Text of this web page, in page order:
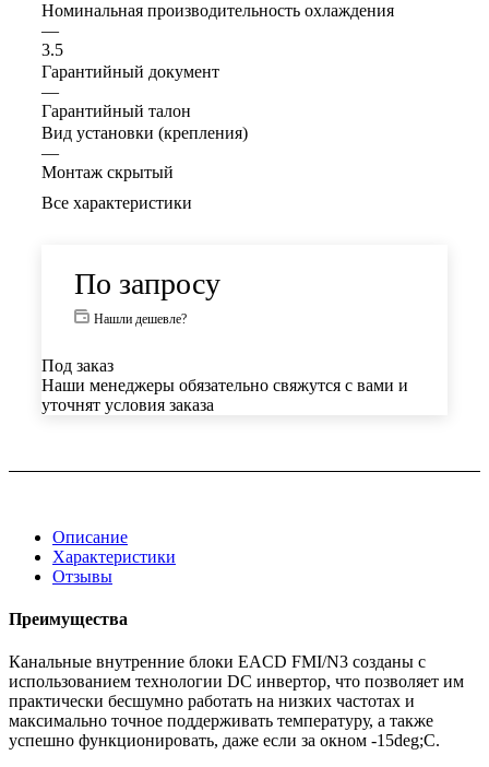
Номинальная производительность охлаждения
—
3.5
Гарантийный документ
—
Гарантийный талон
Вид установки (крепления)
—
Монтаж скрытый
Все характеристики
По запросу
Нашли дешевле?
Под заказ
Наши менеджеры обязательно свяжутся с вами и
уточнят условия заказа
Описание
Характеристики
Отзывы
Преимущества
Канальные внутренние блоки EACD FMI/N3 созданы с
использованием технологии DC инвертор, что позволяет им
практически бесшумно работать на низких частотах и
максимально точное поддерживать температуру, а также
успешно функционировать, даже если за окном -15deg;С.